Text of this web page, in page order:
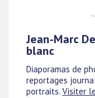
Jean-Marc
blanc
Diaporamas de
reportages
portraits. Visiter